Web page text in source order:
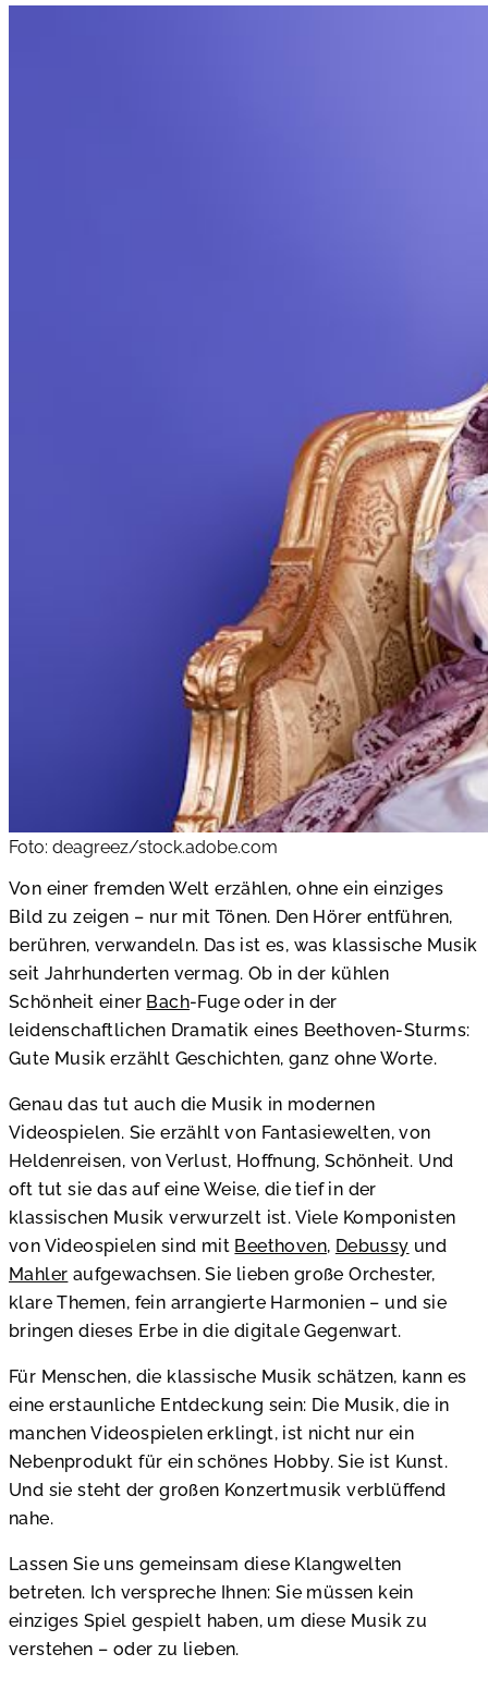
Foto: deagreez/stock.adobe.com
Von einer fremden Welt erzählen, ohne ein einziges
Bild zu zeigen – nur mit Tönen. Den Hörer entführen,
berühren, verwandeln. Das ist es, was klassische Musik
seit Jahrhunderten vermag. Ob in der kühlen
Schönheit einer Bach-Fuge oder in der
leidenschaftlichen Dramatik eines Beethoven-Sturms:
Gute Musik erzählt Geschichten, ganz ohne Worte.
Genau das tut auch die Musik in modernen
Videospielen. Sie erzählt von Fantasiewelten, von
Heldenreisen, von Verlust, Hoffnung, Schönheit. Und
oft tut sie das auf eine Weise, die tief in der
klassischen Musik verwurzelt ist. Viele Komponisten
von Videospielen sind mit Beethoven, Debussy und
Mahler aufgewachsen. Sie lieben große Orchester,
klare Themen, fein arrangierte Harmonien – und sie
bringen dieses Erbe in die digitale Gegenwart.
Für Menschen, die klassische Musik schätzen, kann es
eine erstaunliche Entdeckung sein: Die Musik, die in
manchen Videospielen erklingt, ist nicht nur ein
Nebenprodukt für ein schönes Hobby. Sie ist Kunst.
Und sie steht der großen Konzertmusik verblüffend
nahe.
Lassen Sie uns gemeinsam diese Klangwelten
betreten. Ich verspreche Ihnen: Sie müssen kein
einziges Spiel gespielt haben, um diese Musik zu
verstehen – oder zu lieben.